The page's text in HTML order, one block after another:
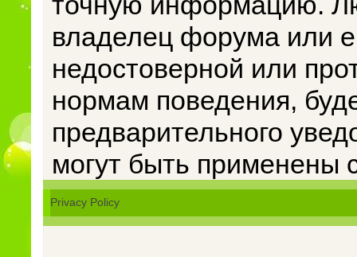
владелец форума или
недостоверной или
нормам поведения,
предварительного
могут быть применены
Privacy Policy